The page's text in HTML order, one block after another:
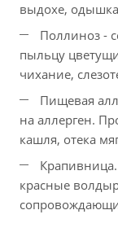
выдохе,
Поллиноз -
пыльцу
чихание,
Пищевая
на аллерген.
кашля, отека
красные